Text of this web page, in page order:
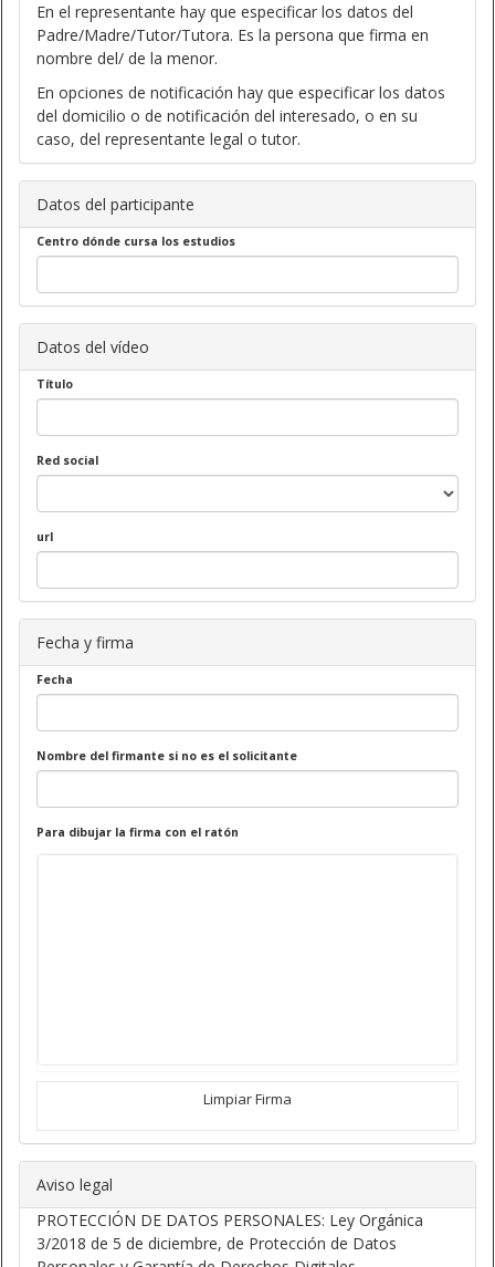
En el representante hay que especificar los datos del
Padre/Madre/Tutor/Tutora. Es la persona que firma en
nombre del/ de la menor.
En opciones de notificación hay que especificar los datos
del domicilio o de notificación del interesado, o en su
caso, del representante legal o tutor.
Datos del participante
Centro dónde cursa los estudios
Datos del vídeo
Título
Red social
url
Fecha y firma
Fecha
Nombre del firmante si no es el solicitante
Para dibujar la firma con el ratón
Limpiar Firma
Aviso legal
PROTECCIÓN DE DATOS PERSONALES: Ley Orgánica
3/2018 de 5 de diciembre, de Protección de Datos